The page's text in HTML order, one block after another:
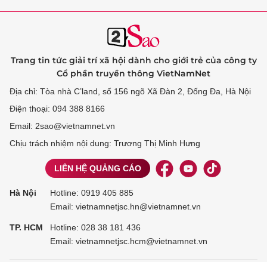
Trang tin tức giải trí xã hội dành cho giới trẻ của công ty
Cổ phần truyền thông VietNamNet
Địa chỉ: Tòa nhà C’land, số 156 ngõ Xã Đàn 2, Đống Đa, Hà Nội
Điện thoại: 094 388 8166
Email: 2sao@vietnamnet.vn
Chịu trách nhiệm nội dung: Trương Thị Minh Hưng
LIÊN HỆ QUẢNG CÁO
Hà Nội Hotline: 0919 405 885
Email: vietnamnetjsc.hn@vietnamnet.vn
TP. HCM Hotline: 028 38 181 436
Email: vietnamnetjsc.hcm@vietnamnet.vn